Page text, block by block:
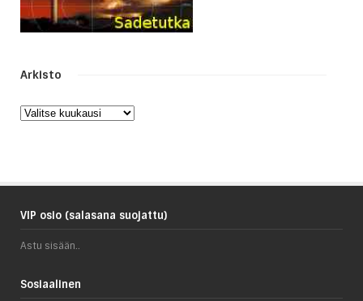
Arkisto
Arkisto
VIP osio (salasana suojattu)
Astu sisään..
Sosiaalinen